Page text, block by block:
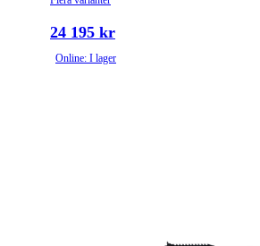
24 195 kr
Online: I lager